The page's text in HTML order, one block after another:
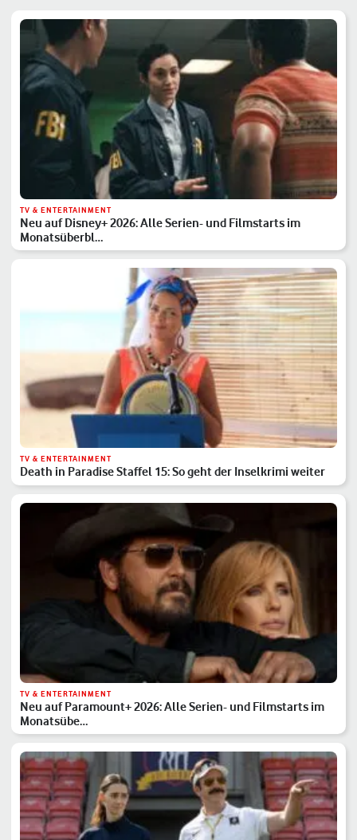
TV & ENTERTAINMENT
Neu auf Disney+ 2026: Alle Serien- und Filmstarts im
Monatsüberbl…
TV & ENTERTAINMENT
Death in Paradise Staffel 15: So geht der Inselkrimi weiter
TV & ENTERTAINMENT
Neu auf Paramount+ 2026: Alle Serien- und Filmstarts im
Monatsübe…